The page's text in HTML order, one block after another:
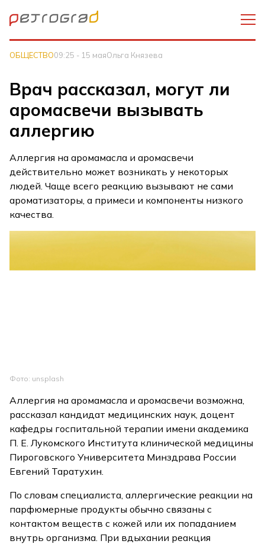
ОБЩЕСТВО09:25 - 15 маяОльга Князева
Врач рассказал, могут ли
аромасвечи вызывать
аллергию
Аллергия на аромамасла и аромасвечи
действительно может возникать у некоторых
людей. Чаще всего реакцию вызывают не сами
ароматизаторы, а примеси и компоненты низкого
качества.
Фото: unsplash
Аллергия на аромамасла и аромасвечи возможна,
рассказал кандидат медицинских наук, доцент
кафедры госпитальной терапии имени академика
П. Е. Лукомского Института клинической медицины
Пироговского Университета Минздрава России
Евгений Таратухин.
По словам специалиста, аллергические реакции на
парфюмерные продукты обычно связаны с
контактом веществ с кожей или их попаданием
внутрь организма. При вдыхании реакция